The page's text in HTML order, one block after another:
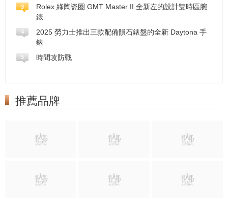
Rolex 綠陶瓷圈 GMT Master II 全新左的設計雙時區腕
錶
2025 勞力士推出三款配備隕石錶盤的全新 Daytona 手
錶
時間攻防戰
推薦品牌